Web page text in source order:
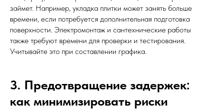
займет. Например, укладка плитки может занять больше
времени, если потребуется дополнительная подготовка
поверхности. Электромонтаж и сантехнические работы
также требуют времени для проверки и тестирования.
Учитывайте это при составлении графика.
3. Предотвращение задержек:
как минимизировать риски